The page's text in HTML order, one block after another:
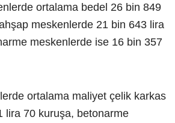
ortalama bedel 26 bin 849
meskenlerde 21 bin 643 lira
meskenlerde ise 16 bin 357
ortalama maliyet çelik karkas
lira 70 kuruşa, betonarme